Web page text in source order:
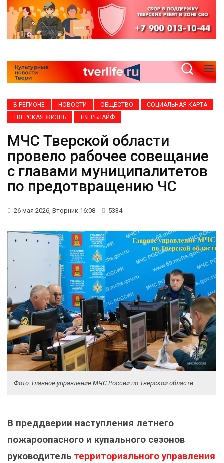
В РЕГИОНЕ НОВОСТИ ОБЩЕСТВО
СОЦИАЛЬНАЯ КАРТА
ТВЕРСКАЯ ЖИЗНЬ
ТВЕРЬЛАЙФ
МЧС Тверской области
провело рабочее совещание
с главами муниципалитетов
по предотвращению ЧС
26 мая 2026, Вторник 16:08 5334
Фото: Главное управление МЧС России по Тверской области
В преддверии наступления летнего
пожароопасного и купального сезонов
руководитель территориального управления